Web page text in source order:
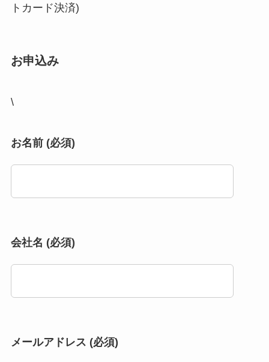
トカード決済)
お申込み
\
お名前 (必須)
会社名 (必須)
メールアドレス (必須)